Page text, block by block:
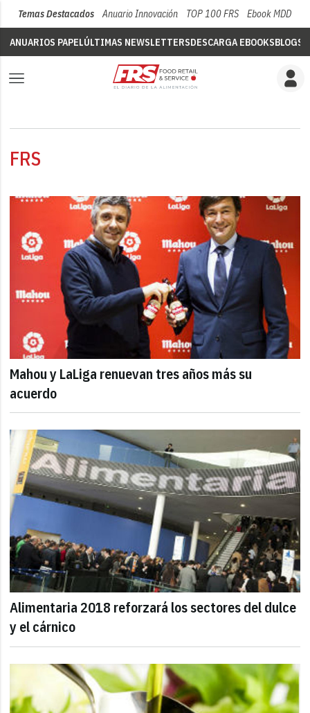
Temas Destacados Anuario Innovación TOP 100 FRS Ebook MDD
ANUARIOS PAPELÚLTIMAS NEWSLETTERSDESCARGA EBOOKSBLOGS
FRS
Mahou y LaLiga renuevan tres años más su
acuerdo
Alimentaria 2018 reforzará los sectores del dulce
y el cárnico